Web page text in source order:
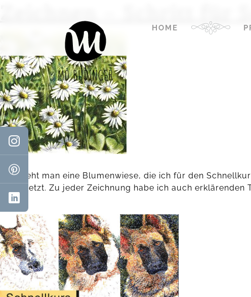
HOME
Hier sieht man eine Blumenwiese, die ich für den
umgesetzt. Zu jeder Zeichnung habe ich auch